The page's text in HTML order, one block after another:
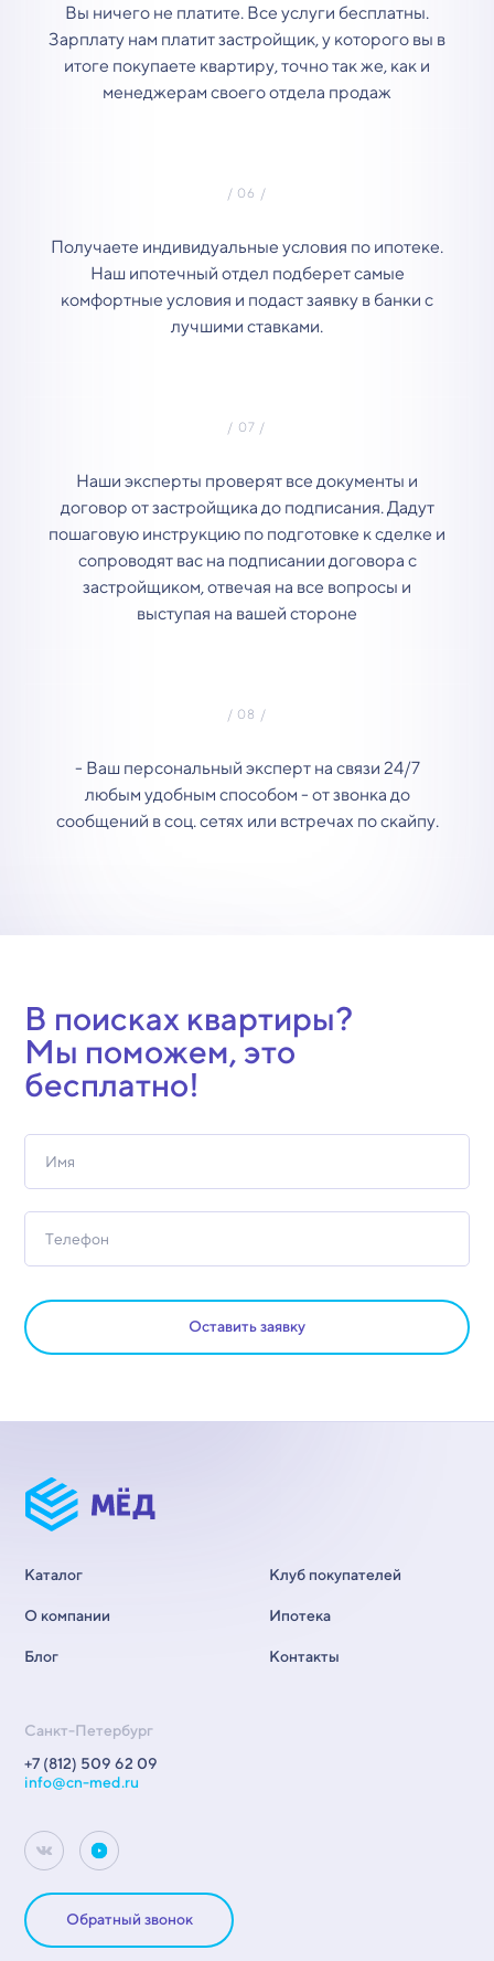
Вы ничего не платите. Все услуги бесплатны.
Зарплату нам платит застройщик, у которого вы в
итоге покупаете квартиру, точно так же, как и
менеджерам своего отдела продаж
Получаете индивидуальные условия по ипотеке.
Наш ипотечный отдел подберет самые
комфортные условия и подаст заявку в банки с
лучшими ставками.
Наши эксперты проверят все документы и
договор от застройщика до подписания. Дадут
пошаговую инструкцию по подготовке к сделке и
сопроводят вас на подписании договора с
застройщиком, отвечая на все вопросы и
выступая на вашей стороне
- Ваш персональный эксперт на связи 24/7
любым удобным способом - от звонка до
сообщений в соц. сетях или встречах по скайпу.
В поисках квартиры?
Мы поможем, это
бесплатно!
Оставить заявку
Каталог
О компании
Блог
Клуб покупателей
Ипотека
Контакты
Санкт-Петербург
+7 (812) 509 62 09
info@cn-med.ru
Обратный звонок